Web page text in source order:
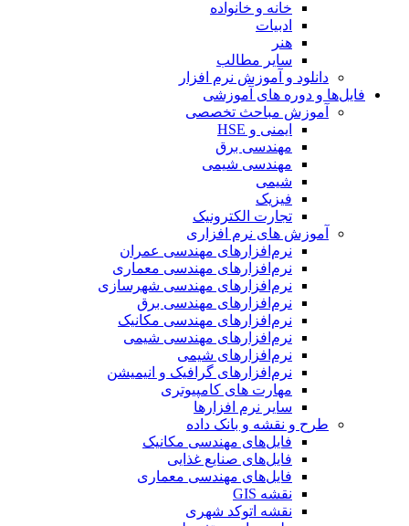
خانه و خانواده
ادبیات
هنر
سایر مطالب
دانلود و آموزش نرم افزار
فایل‌ها و دوره های آموزشی
آموزش مباحث تخصصی
ایمنی و HSE
مهندسی برق
مهندسی شیمی
شیمی
فیزیک
تجارت الکترونیک
آموزش های نرم افزاری
نرم‌افزارهای مهندسی عمران
نرم‌افزارهای مهندسی معماری
نرم‌افزارهای مهندسی شهرسازی
نرم‌افزارهای مهندسی برق
نرم‌افزارهای مهندسی مکانیک
نرم‌افزارهای مهندسی شیمی
نرم‌افزارهای شیمی
نرم‌افزارهای گرافیک و انیمیشن
مهارت های کامپیوتری
سایر نرم افزارها
طرح و نقشه و بانک داده
فایل‌های مهندسی مکانیک
فایل‌های صنایع غذایی
فایل‌های مهندسی معماری
نقشه GIS
نقشه اتوکد شهری